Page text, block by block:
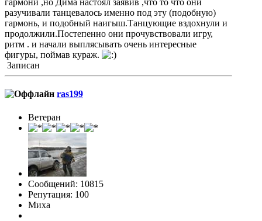
гармони ,но Дима настоял заявив ,что то что они
разучивали танцевалось именно под эту (подобную)
гармонь, и подобный наигыш.Танцующие вздохнули и
продолжили.Постепенно они прочувствовали игру,
ритм . и начали выплясывать очень интересные
фигуры, поймав кураж.
Записан
ras199
Ветеран
Сообщений: 10815
Репутация: 100
Миха